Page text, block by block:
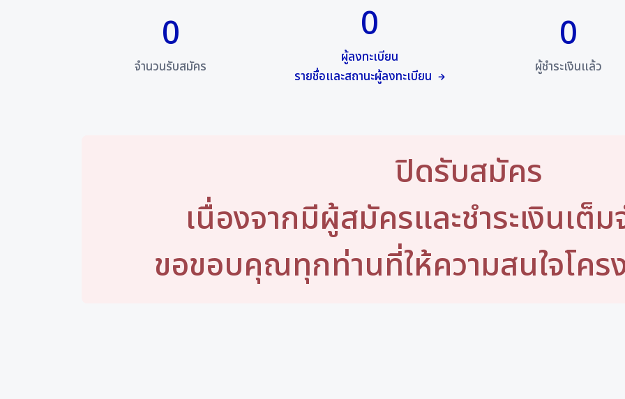
0
จำนวนรับสมัคร
0
ผู้ลงทะเบียน
รายชื่อและสถานะผู้ลงทะเบียน
0
ผู้ชำระเงินแล้ว
ปิดรับสมัคร
เนื่องจากมีผู้สมัครและชำระเงินเต็
ขอขอบคุณทุกท่านที่ให้ความสนใจโคร